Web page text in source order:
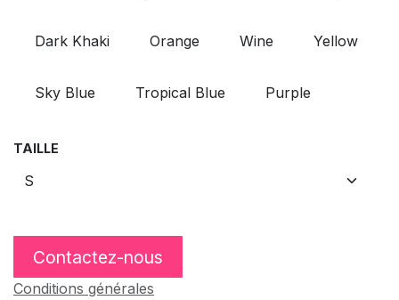
Dark Khaki Orange Wine Yellow
Sky Blue Tropical Blue Purple
TAILLE
Contactez-nous
Conditions générales